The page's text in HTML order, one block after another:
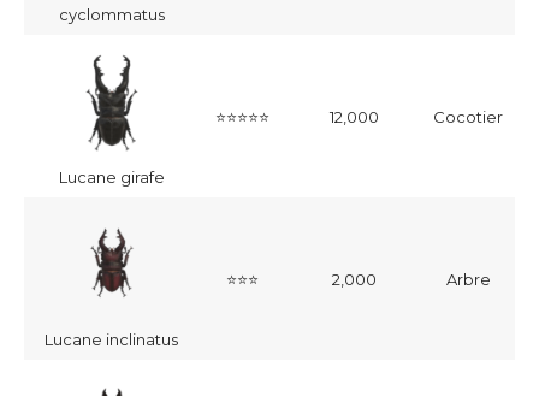
cyclommatus
Lucane girafe
⭐⭐⭐⭐⭐ 12,000 Cocotier
Lucane inclinatus
⭐⭐⭐ 2,000 Arbre